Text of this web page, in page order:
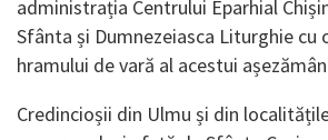
administrația Centrului Eparhial
Sfânta și Dumnezeiasca Liturghie cu
hramului de vară al acestui
Credincioșii din Ulmu și din